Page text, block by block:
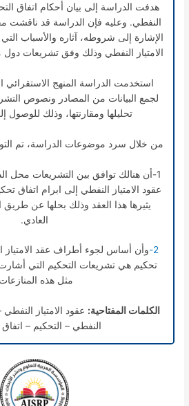
هدفت الدراسة إلى بيان أحكام اتفاق
النفطي. وعليه فإن الدراسة قد ناقشت
الإشارة إلى شروطه، آثاره والأسباب
الامتياز النفطي وذلك وفق تشريعات
استخدمت الدراسة المنهج الاستقرائي
لجمع البيانات من المصادر ونصوص
تحليلها ومقارنتها، وذلك للوصول
من خلال سرد موضوعات الدراسة، تم
1-أن هنالك توافق بين التشريعات محل
عقود الامتياز النفطي إلى ابرام اتفاق
يثيرها هذا العقد وذلك بحلها عن
العادي.
2- وأن أساس لجوء أطراف عقد الامتياز
تحكيم هي تشريعات التحكيم التي
مثل هذه
الكلمات المفتاحية: عقود الامتياز النفطي
النفطي – التحكيم – اتفاق